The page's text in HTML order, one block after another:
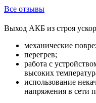
Все отзывы
Выход АКБ из строя
механические
перегрев;
работа с
высоких
использование
напряжения в сети